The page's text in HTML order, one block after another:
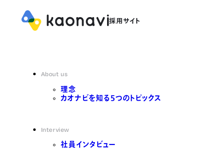
About us
理念
カオナビを知る5つのトピックス
Interview
社員インタビュー